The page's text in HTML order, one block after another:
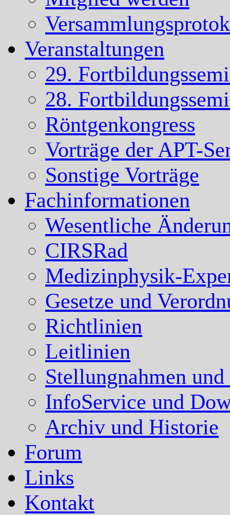
Veranstaltungen
29.
28.
Röntgenkongress
Vorträge der APT-
Sonstige Vorträge
Fachinformationen
Wesentliche
CIRSRad
Medizinphysik-
Gesetze und
Richtlinien
Leitlinien
Stellungnahmen
InfoService und
Archiv und Historie
Forum
Links
Kontakt